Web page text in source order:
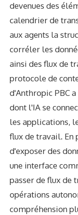
devenues des
calendrier de
aux agents la
corréler les
ainsi des flux de
protocole de
d'Anthropic PBC
dont l'IA se
les applications,
flux de travail. En
d'exposer des
une interface
passer de flux de
opérations
compréhension